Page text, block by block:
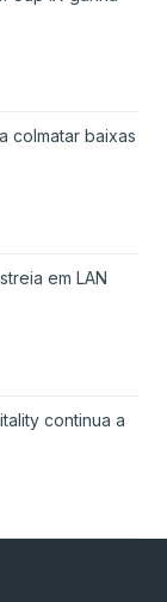
colmatar baixas
em LAN
continua a